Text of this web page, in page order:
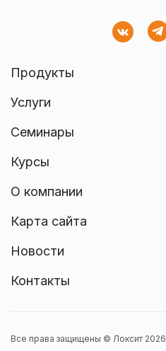
Продукты
Услуги
Семинары
Курсы
О компании
Карта сайта
Новости
Контакты
Все права защищены © Локсит 2026